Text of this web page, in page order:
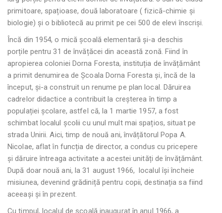
primitoare, spațioase, două laboratoare ( fizică-chimie și
biologie) și o bibliotecă au primit pe cei 500 de elevi înscriși.
Încă din 1954, o mică școală elementară și-a deschis
porțile pentru 31 de învățăcei din această zonă. Fiind în
apropierea coloniei Dorna Foresta, instituția de învățământ
a primit denumirea de Școala Dorna Foresta și, încă de la
început, și-a construit un renume pe plan local. Dăruirea
cadrelor didactice a contribuit la creșterea în timp a
populației școlare, astfel că, la 1 martie 1957, a fost
schimbat localul școlii cu unul mult mai spațios, situat pe
strada Unirii. Aici, timp de nouă ani, învățătorul Popa A.
Nicolae, aflat în funcția de director, a condus cu pricepere
și dăruire întreaga activitate a acestei unități de învățământ.
După doar nouă ani, la 31 august 1966, localul își încheie
misiunea, devenind grădiniță pentru copii, destinația sa fiind
aceeași și în prezent.
Cu timpul, localul de școală inaugurat în anul 1966, a